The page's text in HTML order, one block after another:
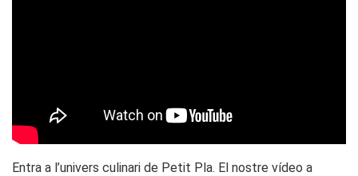
Entra a l’univers culinari de Petit Pla. El nostre vídeo a